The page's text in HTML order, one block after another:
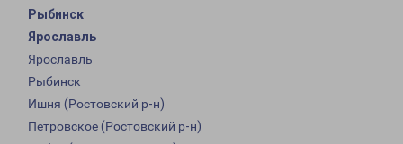
Рыбинск
Ярославль
Ярославль
Рыбинск
Ишня (Ростовский р-н)
Петровское (Ростовский р-н)